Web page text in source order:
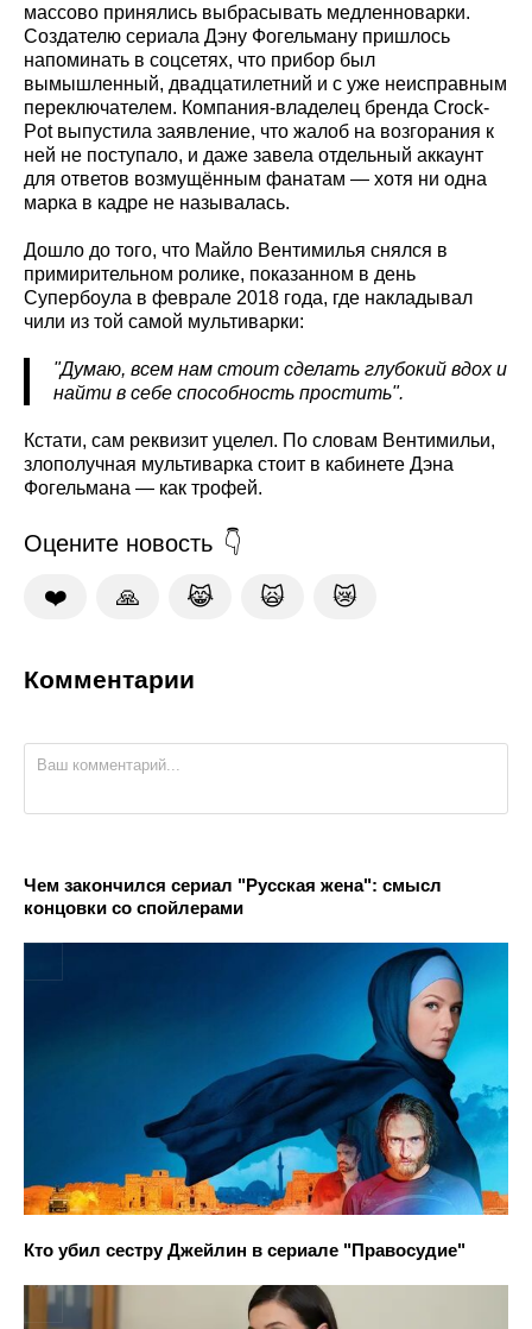
массово принялись выбрасывать медленноварки.
Создателю сериала Дэну Фогельману пришлось
напоминать в соцсетях, что прибор был
вымышленный, двадцатилетний и с уже неисправным
переключателем. Компания-владелец бренда Crock-
Pot выпустила заявление, что жалоб на возгорания к
ней не поступало, и даже завела отдельный аккаунт
для ответов возмущённым фанатам — хотя ни одна
марка в кадре не называлась.
Дошло до того, что Майло Вентимилья снялся в
примирительном ролике, показанном в день
Супербоула в феврале 2018 года, где накладывал
чили из той самой мультиварки:
"Думаю, всем нам стоит сделать глубокий вдох и
найти в себе способность простить".
Кстати, сам реквизит уцелел. По словам Вентимильи,
злополучная мультиварка стоит в кабинете Дэна
Фогельмана — как трофей.
Оцените новость
❤️ 🙏 😹 🙀 😿
Комментарии
Чем закончился сериал "Русская жена": смысл
концовки со спойлерами
Кто убил сестру Джейлин в сериале "Правосудие"